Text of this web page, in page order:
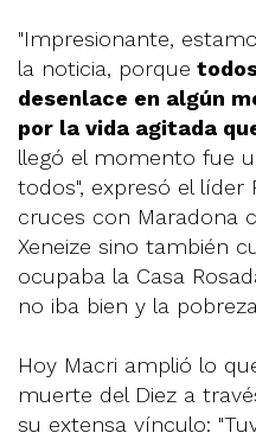
"Impresionante,
la noticia, porque
desenlace en algún
por la vida agitada
llegó el momento fue
todos", expresó el líder
cruces con Maradona
Xeneize sino también
ocupaba la Casa
no iba bien y la
Hoy Macri amplió lo
muerte del Diez a
su extensa vínculo: